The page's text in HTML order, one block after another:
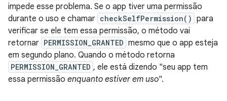
impede esse problema. Se o app tiver uma permissão
durante o uso e chamar checkSelfPermission() para
verificar se ele tem essa permissão, o método vai
retornar PERMISSION_GRANTED mesmo que o app esteja
em segundo plano. Quando o método retorna
PERMISSION_GRANTED , ele está dizendo "seu app tem
essa permissão enquanto estiver em uso".